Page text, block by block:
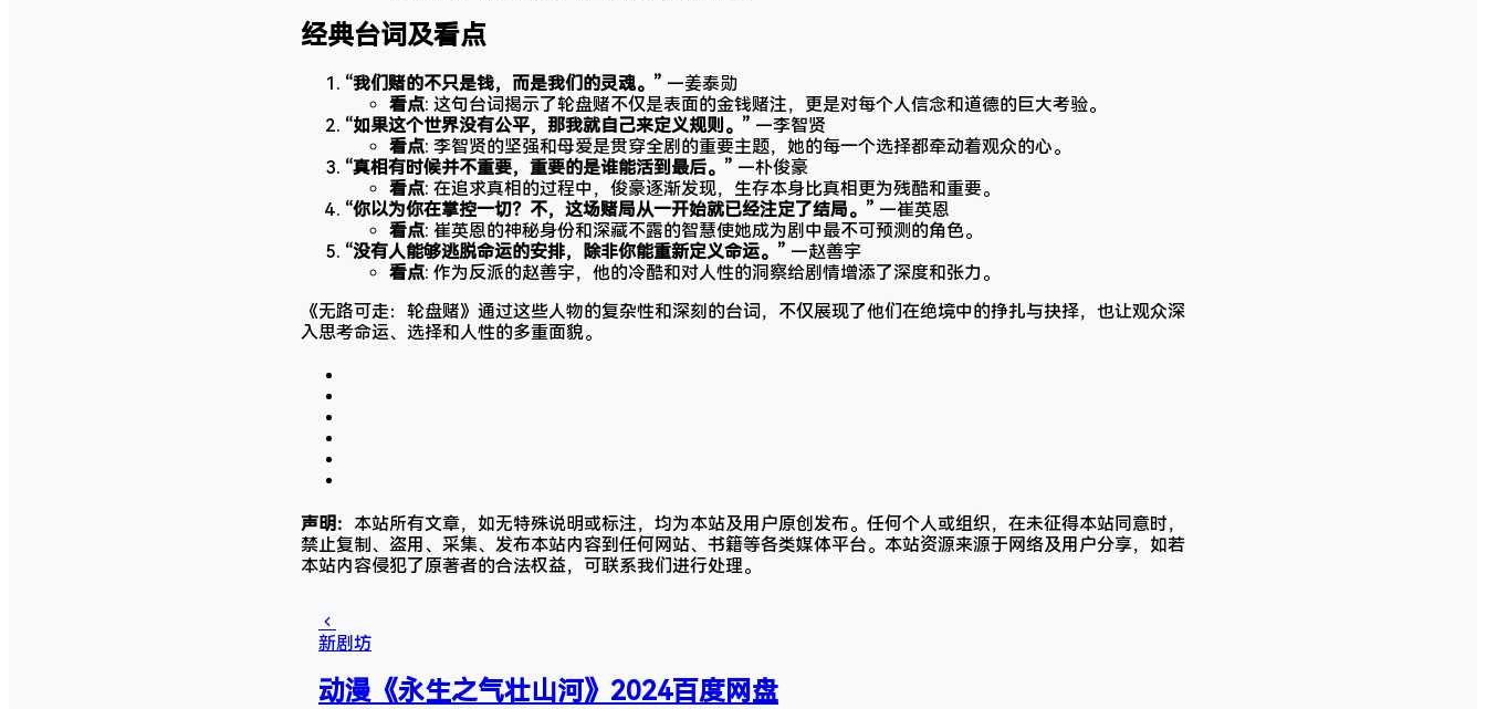
经典台词及看点
“我们赌的不只是钱，而是我们的灵魂。” —姜泰勋
看点: 这句台词揭示了轮盘赌不仅是表面的金钱赌注，更是对每个人信念和道德的巨大考验。
“如果这个世界没有公平，那我就自己来定义规则。” —李智贤
看点: 李智贤的坚强和母爱是贯穿全剧的重要主题，她的每一个选择都牵动着观众的心。
“真相有时候并不重要，重要的是谁能活到最后。” —朴俊豪
看点: 在追求真相的过程中，俊豪逐渐发现，生存本身比真相更为残酷和重要。
“你以为你在掌控一切？不，这场赌局从一开始就已经注定了结局。” —崔英恩
看点: 崔英恩的神秘身份和深藏不露的智慧使她成为剧中最不可预测的角色。
“没有人能够逃脱命运的安排，除非你能重新定义命运。” —赵善宇
看点: 作为反派的赵善宇，他的冷酷和对人性的洞察给剧情增添了深度和张力。
《无路可走：轮盘赌》通过这些人物的复杂性和深刻的台词，不仅展现了他们在绝境中的挣扎与抉择，也让观众深
入思考命运、选择和人性的多重面貌。
声明： 本站所有文章，如无特殊说明或标注，均为本站及用户原创发布。任何个人或组织，在未征得本站同意时，
禁止复制、盗用、采集、发布本站内容到任何网站、书籍等各类媒体平台。本站资源来源于网络及用户分享，如若
本站内容侵犯了原著者的合法权益，可联系我们进行处理。
新剧坊
动漫《永生之气壮山河》2024百度网盘